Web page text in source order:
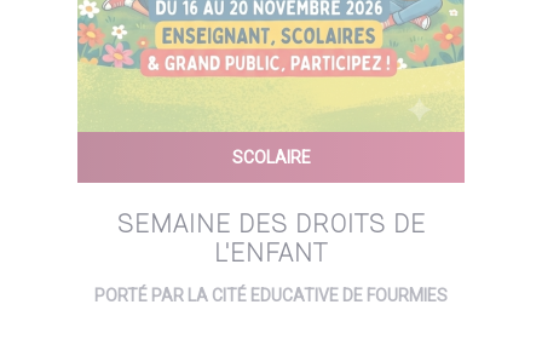
SCOLAIRE
SEMAINE DES DROITS DE
L'ENFANT
PORTÉ PAR LA CITÉ EDUCATIVE DE FOURMIES